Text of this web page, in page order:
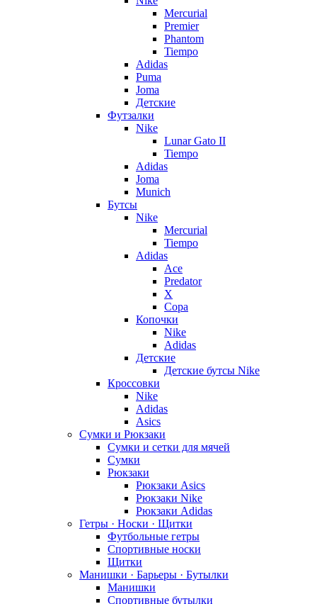
Mercurial
Premier
Phantom
Tiempo
Adidas
Puma
Joma
Детские
Футзалки
Nike
Lunar Gato II
Tiempo
Adidas
Joma
Munich
Бутсы
Nike
Mercurial
Tiempo
Adidas
Ace
Predator
X
Copa
Копочки
Nike
Adidas
Детские
Детские бутсы Nike
Кроссовки
Nike
Adidas
Asics
Сумки и Рюкзаки
Сумки и сетки для мячей
Сумки
Рюкзаки
Рюкзаки Asics
Рюкзаки Nike
Рюкзаки Adidas
Гетры · Носки · Щитки
Футбольные гетры
Спортивные носки
Щитки
Манишки · Барьеры · Бутылки
Манишки
Спортивные бутылки